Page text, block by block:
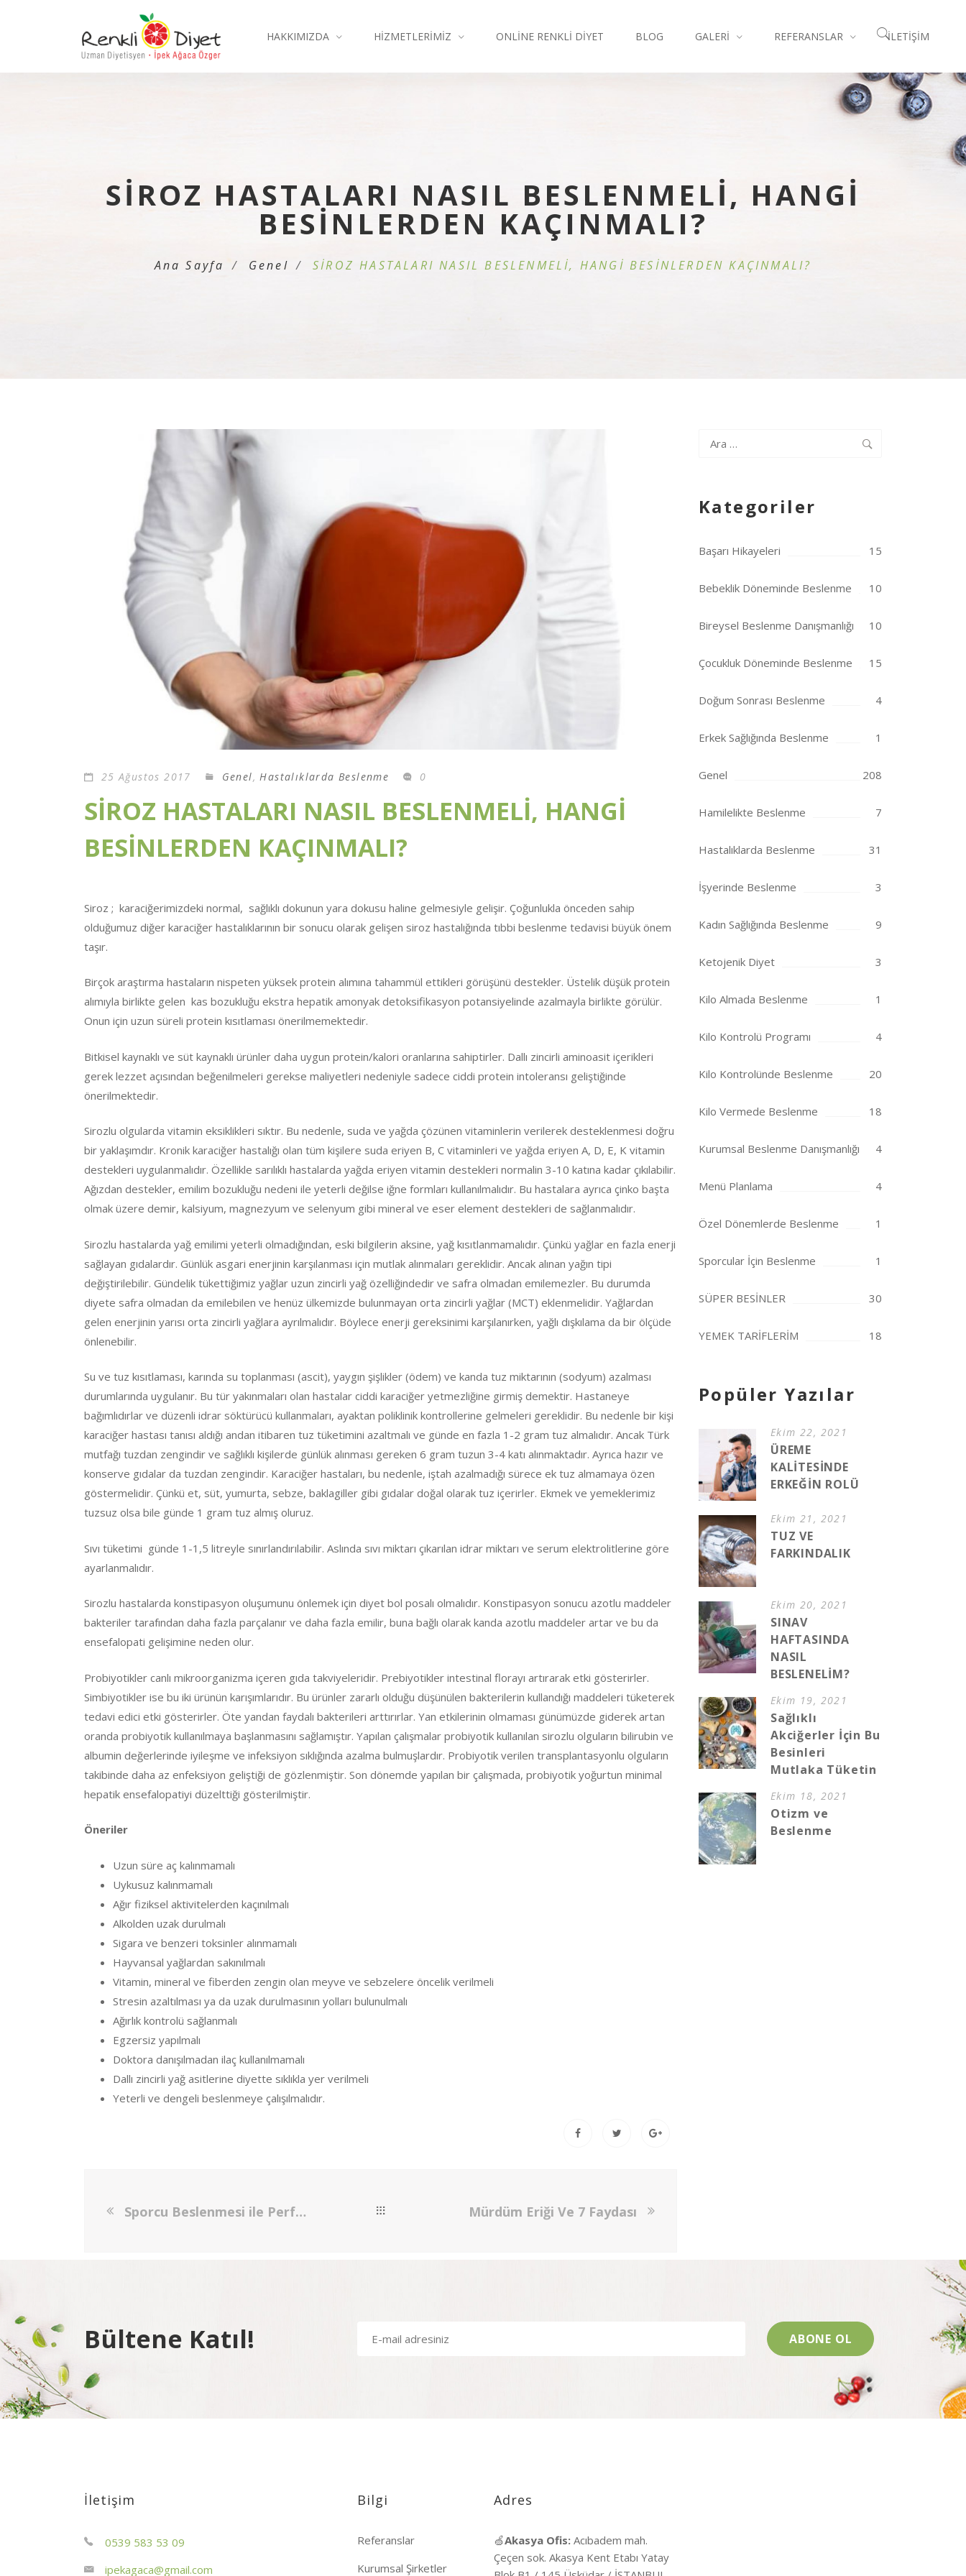
HAKKIMIZDA HIZMETLERIMIZ ONLINE RENKLI DIYET BLOG GALERI REFERANSLAR İLETIŞIM
SİROZ HASTALARI NASIL BESLENMELİ, HANGİ
BESİNLERDEN KAÇINMALI?
Ana Sayfa Genel SİROZ HASTALARI NASIL BESLENMELİ, HANGİ BESİNLERDEN KAÇINMALI?
25 Ağustos 2017 Genel, Hastalıklarda Beslenme 0
SİROZ HASTALARI NASIL BESLENMELİ, HANGİ
BESİNLERDEN KAÇINMALI?
Siroz ; karaciğerimizdeki normal, sağlıklı dokunun yara dokusu haline gelmesiyle gelişir. Çoğunlukla önceden sahip
olduğumuz diğer karaciğer hastalıklarının bir sonucu olarak gelişen siroz hastalığında tıbbi beslenme tedavisi büyük önem
taşır.
Birçok araştırma hastaların nispeten yüksek protein alımına tahammül ettikleri görüşünü destekler. Üstelik düşük protein
alımıyla birlikte gelen kas bozukluğu ekstra hepatik amonyak detoksifikasyon potansiyelinde azalmayla birlikte görülür.
Onun için uzun süreli protein kısıtlaması önerilmemektedir.
Bitkisel kaynaklı ve süt kaynaklı ürünler daha uygun protein/kalori oranlarına sahiptirler. Dallı zincirli aminoasit içerikleri
gerek lezzet açısından beğenilmeleri gerekse maliyetleri nedeniyle sadece ciddi protein intoleransı geliştiğinde
önerilmektedir.
Sirozlu olgularda vitamin eksiklikleri sıktır. Bu nedenle, suda ve yağda çözünen vitaminlerin verilerek desteklenmesi doğru
bir yaklaşımdır. Kronik karaciğer hastalığı olan tüm kişilere suda eriyen B, C vitaminleri ve yağda eriyen A, D, E, K vitamin
destekleri uygulanmalıdır. Özellikle sarılıklı hastalarda yağda eriyen vitamin destekleri normalin 3-10 katına kadar çıkılabilir.
Ağızdan destekler, emilim bozukluğu nedeni ile yeterli değilse iğne formları kullanılmalıdır. Bu hastalara ayrıca çinko başta
olmak üzere demir, kalsiyum, magnezyum ve selenyum gibi mineral ve eser element destekleri de sağlanmalıdır.
Sirozlu hastalarda yağ emilimi yeterli olmadığından, eski bilgilerin aksine, yağ kısıtlanmamalıdır. Çünkü yağlar en fazla enerji
sağlayan gıdalardır. Günlük asgari enerjinin karşılanması için mutlak alınmaları gereklidir. Ancak alınan yağın tipi
değiştirilebilir. Gündelik tükettiğimiz yağlar uzun zincirli yağ özelliğindedir ve safra olmadan emilemezler. Bu durumda
diyete safra olmadan da emilebilen ve henüz ülkemizde bulunmayan orta zincirli yağlar (MCT) eklenmelidir. Yağlardan
gelen enerjinin yarısı orta zincirli yağlara ayrılmalıdır. Böylece enerji gereksinimi karşılanırken, yağlı dışkılama da bir ölçüde
önlenebilir.
Su ve tuz kısıtlaması, karında su toplanması (ascit), yaygın şişlikler (ödem) ve kanda tuz miktarının (sodyum) azalması
durumlarında uygulanır. Bu tür yakınmaları olan hastalar ciddi karaciğer yetmezliğine girmiş demektir. Hastaneye
bağımlıdırlar ve düzenli idrar söktürücü kullanmaları, ayaktan poliklinik kontrollerine gelmeleri gereklidir. Bu nedenle bir kişi
karaciğer hastası tanısı aldığı andan itibaren tuz tüketimini azaltmalı ve günde en fazla 1-2 gram tuz almalıdır. Ancak Türk
mutfağı tuzdan zengindir ve sağlıklı kişilerde günlük alınması gereken 6 gram tuzun 3-4 katı alınmaktadır. Ayrıca hazır ve
konserve gıdalar da tuzdan zengindir. Karaciğer hastaları, bu nedenle, iştah azalmadığı sürece ek tuz almamaya özen
göstermelidir. Çünkü et, süt, yumurta, sebze, baklagiller gibi gıdalar doğal olarak tuz içerirler. Ekmek ve yemeklerimiz
tuzsuz olsa bile günde 1 gram tuz almış oluruz.
Sıvı tüketimi günde 1-1,5 litreyle sınırlandırılabilir. Aslında sıvı miktarı çıkarılan idrar miktarı ve serum elektrolitlerine göre
ayarlanmalıdır.
Sirozlu hastalarda konstipasyon oluşumunu önlemek için diyet bol posalı olmalıdır. Konstipasyon sonucu azotlu maddeler
bakteriler tarafından daha fazla parçalanır ve daha fazla emilir, buna bağlı olarak kanda azotlu maddeler artar ve bu da
ensefalopati gelişimine neden olur.
Probiyotikler canlı mikroorganizma içeren gıda takviyeleridir. Prebiyotikler intestinal florayı artırarak etki gösterirler.
Simbiyotikler ise bu iki ürünün karışımlarıdır. Bu ürünler zararlı olduğu düşünülen bakterilerin kullandığı maddeleri tüketerek
tedavi edici etki gösterirler. Öte yandan faydalı bakterileri arttırırlar. Yan etkilerinin olmaması günümüzde giderek artan
oranda probiyotik kullanılmaya başlanmasını sağlamıştır. Yapılan çalışmalar probiyotik kullanılan sirozlu olguların bilirubin ve
albumin değerlerinde iyileşme ve infeksiyon sıklığında azalma bulmuşlardır. Probiyotik verilen transplantasyonlu olguların
takibinde daha az enfeksiyon geliştiği de gözlenmiştir. Son dönemde yapılan bir çalışmada, probiyotik yoğurtun minimal
hepatik ensefalopatiyi düzelttiği gösterilmiştir.
Öneriler
Uzun süre aç kalınmamalı
Uykusuz kalınmamalı
Ağır fiziksel aktivitelerden kaçınılmalı
Alkolden uzak durulmalı
Sigara ve benzeri toksinler alınmamalı
Hayvansal yağlardan sakınılmalı
Vitamin, mineral ve fiberden zengin olan meyve ve sebzelere öncelik verilmeli
Stresin azaltılması ya da uzak durulmasının yolları bulunulmalı
Ağırlık kontrolü sağlanmalı
Egzersiz yapılmalı
Doktora danışılmadan ilaç kullanılmamalı
Dallı zincirli yağ asitlerine diyette sıklıkla yer verilmeli
Yeterli ve dengeli beslenmeye çalışılmalıdır.
Sporcu Beslenmesi ile Performans Arttıran 8 Öneri Mürdüm Eriği Ve 7 Faydası
Arama:
Kategoriler
Başarı Hikayeleri 15
Bebeklik Döneminde Beslenme 10
Bireysel Beslenme Danışmanlığı 10
Çocukluk Döneminde Beslenme 15
Doğum Sonrası Beslenme 4
Erkek Sağlığında Beslenme 1
Genel 208
Hamilelikte Beslenme 7
Hastalıklarda Beslenme 31
İşyerinde Beslenme 3
Kadın Sağlığında Beslenme 9
Ketojenik Diyet 3
Kilo Almada Beslenme 1
Kilo Kontrolü Programı 4
Kilo Kontrolünde Beslenme 20
Kilo Vermede Beslenme 18
Kurumsal Beslenme Danışmanlığı 4
Menü Planlama 4
Özel Dönemlerde Beslenme 1
Sporcular İçin Beslenme 1
SÜPER BESİNLER 30
YEMEK TARİFLERİM 18
Popüler Yazılar
Ekim 22, 2021
ÜREME
KALİTESİNDE
ERKEĞİN ROLÜ
Ekim 21, 2021
TUZ VE
FARKINDALIK
Ekim 20, 2021
SINAV
HAFTASINDA
NASIL
BESLENELİM?
Ekim 19, 2021
Sağlıklı
Akciğerler İçin Bu
Besinleri
Mutlaka Tüketin
Ekim 18, 2021
Otizm ve
Beslenme
Bültene Katıl!
İletişim
0539 583 53 09
ipekagaca@gmail.com
Bilgi
Referanslar
Kurumsal Şirketler
Adres
🍏Akasya Ofis:Acıbadem mah.
Çeçen sok. Akasya Kent Etabı Yatay